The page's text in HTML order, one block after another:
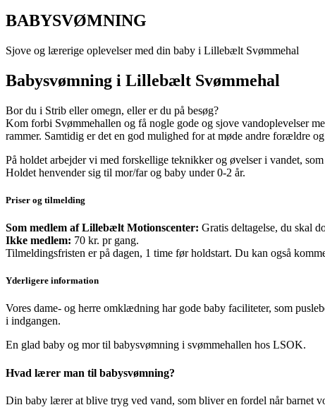
BABYSVØMNING
Sjove og lærerige oplevelser med din baby i Lillebælt Svømmehal
Babysvømning i Lillebælt Svømmehal
Bor du i Strib eller omegn, eller er du på besøg?
Kom forbi Svømmehallen og få nogle gode og sjove vandoplevelser
rammer. Samtidig er det en god mulighed for at møde andre forældre
På holdet arbejder vi med forskellige teknikker og øvelser i vandet,
Holdet henvender sig til mor/far og baby under 0-2 år.
Priser og tilmelding
Som medlem af Lillebælt Motionscenter: Gratis deltagelse, du skal
Ikke medlem: 70 kr. pr gang.
Tilmeldingsfristen er på dagen, 1 time før holdstart. Du kan også
Yderligere information
Vores dame- og herre omklædning har gode baby faciliteter, som
i indgangen.
Hvad lærer man til babysvømning?
Din baby lærer at blive tryg ved vand, som bliver en fordel når barnet